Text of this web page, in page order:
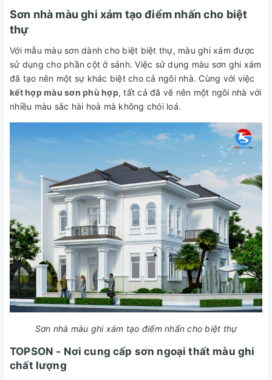
Sơn nhà màu ghi xám tạo điểm nhấn cho biệt
thự
Với mẫu màu sơn dành cho biệt biệt thự, màu ghi xám được
sử dụng cho phần cột ở sảnh. Việc sử dụng màu sơn ghi xám
đã tạo nên một sự khác biệt cho cả ngôi nhà. Cùng với việc
kết hợp màu sơn phù hợp, tất cả đã vẽ nên một ngôi nhà với
nhiều màu sắc hài hoà mà không chói loá.
Sơn nhà màu ghi xám tạo điểm nhấn cho biệt thự
TOPSON - Nơi cung cấp sơn ngoại thất màu ghi
chất lượng